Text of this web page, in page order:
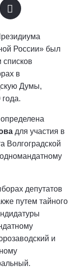
России» был
в
Думы,
для участия в
Волгоградской
депутатов
путем тайного
и